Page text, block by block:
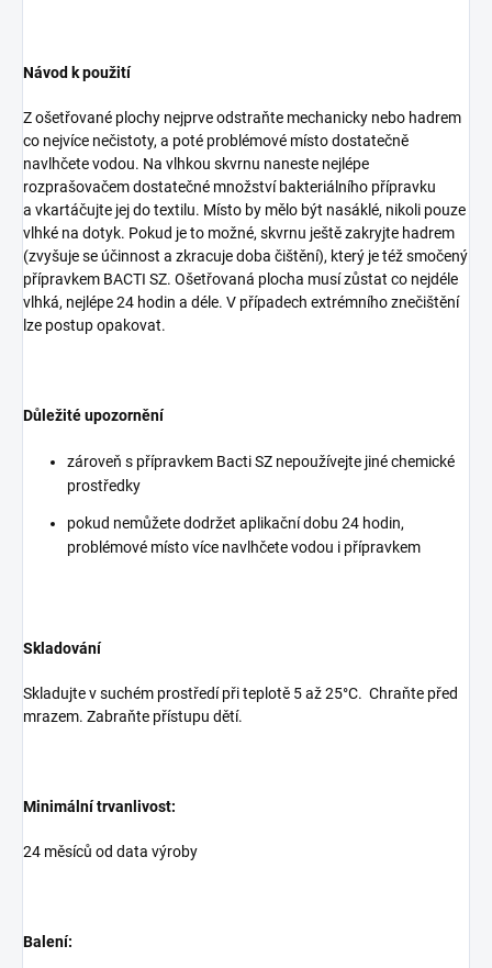
Návod k použití
Z ošetřované plochy nejprve odstraňte mechanicky nebo hadrem
co nejvíce nečistoty, a poté problémové místo dostatečně
navlhčete vodou. Na vlhkou skvrnu naneste nejlépe
rozprašovačem dostatečné množství bakteriálního přípravku
a vkartáčujte jej do textilu. Místo by mělo být nasáklé, nikoli pouze
vlhké na dotyk. Pokud je to možné, skvrnu ještě zakryjte hadrem
(zvyšuje se účinnost a zkracuje doba čištění), který je též smočený
přípravkem BACTI SZ. Ošetřovaná plocha musí zůstat co nejdéle
vlhká, nejlépe 24 hodin a déle. V případech extrémního znečištění
lze postup opakovat.
Důležité upozornění
zároveň s přípravkem Bacti SZ nepoužívejte jiné chemické
prostředky
pokud nemůžete dodržet aplikační dobu 24 hodin,
problémové místo více navlhčete vodou i přípravkem
Skladování
Skladujte v suchém prostředí při teplotě 5 až 25°C. Chraňte před
mrazem. Zabraňte přístupu dětí.
Minimální trvanlivost:
24 měsíců od data výroby
Balení: